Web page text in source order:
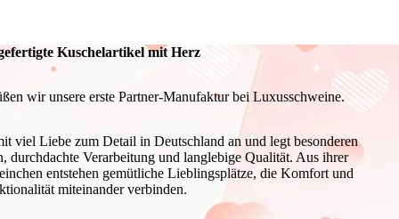
Kuschelartikel mit Herz
wir unsere erste Partner-Manufaktur bei Luxusschweine.
viel Liebe zum Detail in Deutschland an und legt besonderen
durchdachte Verarbeitung und langlebige Qualität. Aus ihrer
entstehen gemütliche Lieblingsplätze, die Komfort und
miteinander verbinden.